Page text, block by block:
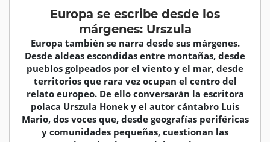
Europa se escribe desde los
márgenes: Urszula
Europa también se narra desde sus márgenes.
Desde aldeas escondidas entre montañas, desde
pueblos golpeados por el viento y el mar, desde
territorios que rara vez ocupan el centro del
relato europeo. De ello conversarán la escritora
polaca Urszula Honek y el autor cántabro Luis
Mario, dos voces que, desde geografías periféricas
y comunidades pequeñas, cuestionan las